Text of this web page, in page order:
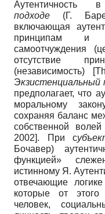
подходе (Г.
включающая
принципам и
самоотчуждения
отсутствие
(независимость)
[
Экзистенциальный
предполагает, что
моральному
сохраняя баланс
собственной
2002]. При с
Бочавер)
функцией»
истинному Я.
отвечающие
которые от
человек,